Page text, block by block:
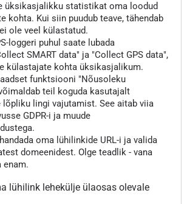
üksikasjalikku statistikat oma loodud
kohta. Kui siin puudub teave, tähendab
ole veel külastatud.
loggeri puhul saate lubada
SMART data" ja "Collect GPS data",
külastajate kohta üksikasjalikum.
funktsiooni "Nõusoleku
teil koguda kasutajalt
lõpliku lingi vajutamist. See aitab viia
GDPR-i ja muude
oma lühilinkide URL-i ja valida
domeenidest. Olge teadlik - vana
enam.
lühilink lehekülje ülaosas olevale